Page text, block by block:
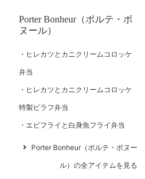
Porter Bonheur（ポルテ・ボ
ヌール）
ヒレカツとカニクリームコロッケ
弁当
ヒレカツとカニクリームコロッケ
特製ピラフ弁当
エビフライと白身魚フライ弁当
Porter Bonheur（ポルテ・ボヌー
ル）の全アイテムを見る